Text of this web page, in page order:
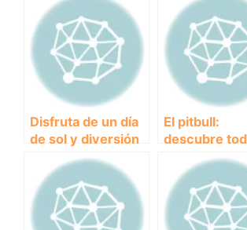
Disfruta de un día
de sol y diversión
junto a tu perro en
la Playa Canina de
Torre del Mar
El pitbull:
descubre
sobre esta
controvertida
de perros